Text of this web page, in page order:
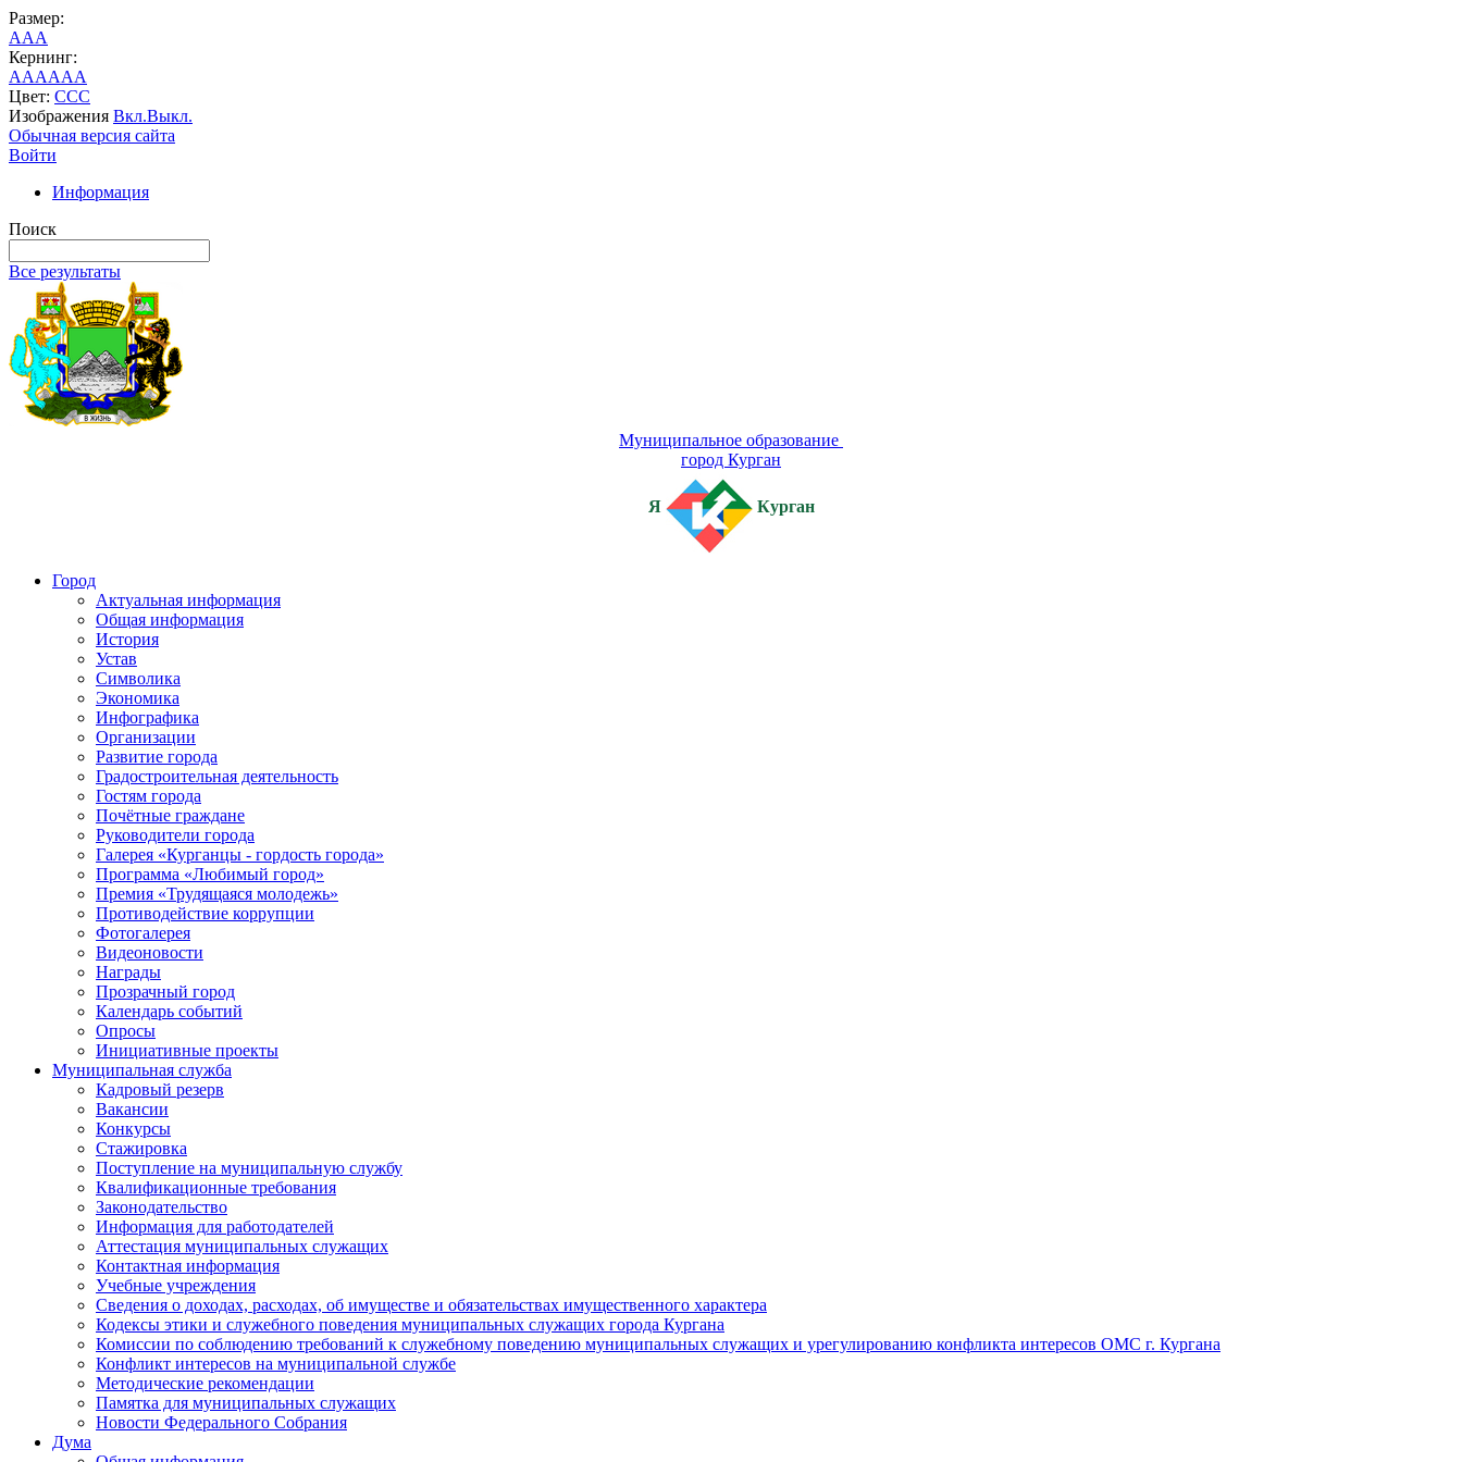
Размер:
AAA
Кернинг:
AAAAAA
Цвет: CCC
Изображения Вкл.Выкл.
Обычная версия сайта
Войти
Информация
Поиск
Все результаты
Муниципальное образование
город Курган
Я Курган
Город
Актуальная информация
Общая информация
История
Устав
Символика
Экономика
Инфографика
Организации
Развитие города
Градостроительная деятельность
Гостям города
Почётные граждане
Руководители города
Галерея «Курганцы - гордость города»
Программа «Любимый город»
Премия «Трудящаяся молодежь»
Противодействие коррупции
Фотогалерея
Видеоновости
Награды
Прозрачный город
Календарь событий
Опросы
Инициативные проекты
Муниципальная служба
Кадровый резерв
Вакансии
Конкурсы
Стажировка
Поступление на муниципальную службу
Квалификационные требования
Законодательство
Информация для работодателей
Аттестация муниципальных служащих
Контактная информация
Учебные учреждения
Сведения о доходах, расходах, об имуществе и обязательствах имущественного характера
Кодексы этики и служебного поведения муниципальных служащих города Кургана
Комиссии по соблюдению требований к служебному поведению муниципальных служащих и урегулированию конфликта интересов ОМС г. Кургана
Конфликт интересов на муниципальной службе
Методические рекомендации
Памятка для муниципальных служащих
Новости Федерального Cобрания
Дума